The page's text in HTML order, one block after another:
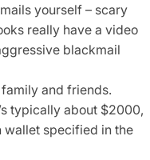
yourself – scary
really have a video
blackmail
and friends.
typically about $2000,
wallet specified in the